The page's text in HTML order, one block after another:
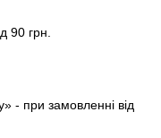
90 грн.
- при замовленні від